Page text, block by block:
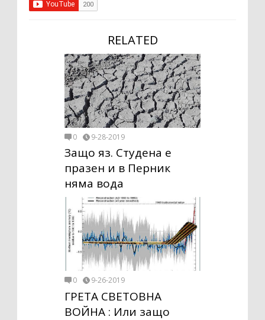
RELATED
0 9-28-2019
Защо яз. Студена е
празен и в Перник
няма вода
0 9-26-2019
ГРЕТА СВЕТОВНА
ВОЙНА : Или защо